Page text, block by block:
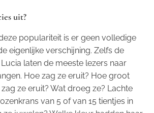
uit?
populariteit is er geen volledige
eigenlijke verschijning. Zelfs de
laten de meeste lezers naar
Hoe zag ze eruit? Hoe groot
ze eruit? Wat droeg ze? Lachte
van 5 of van 15 tientjes in